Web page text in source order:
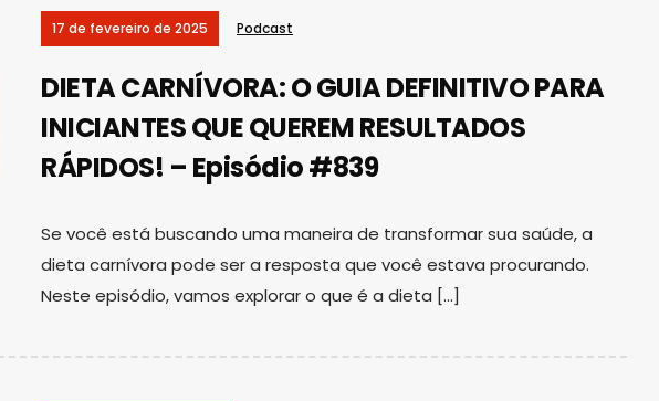
17 de fevereiro de 2025 Podcast
DIETA CARNÍVORA: O GUIA DEFINITIVO PARA
INICIANTES QUE QUEREM RESULTADOS
RÁPIDOS! – Episódio #839
Se você está buscando uma maneira de transformar sua saúde, a
dieta carnívora pode ser a resposta que você estava procurando.
Neste episódio, vamos explorar o que é a dieta […]